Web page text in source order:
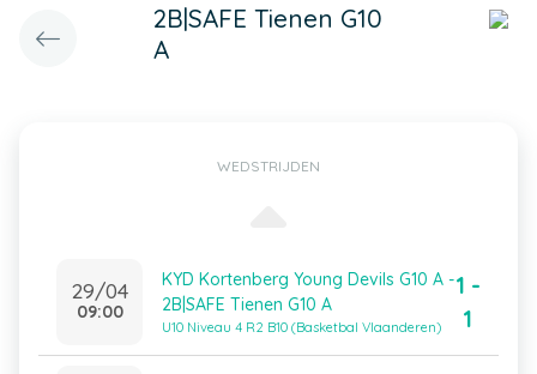
2B|SAFE Tienen G10
A
WEDSTRIJDEN
29/04
09:00
KYD Kortenberg Young Devils G10 A -
2B|SAFE Tienen G10 A
U10 Niveau 4 R2 B10 (Basketbal Vlaanderen)
1 -
1